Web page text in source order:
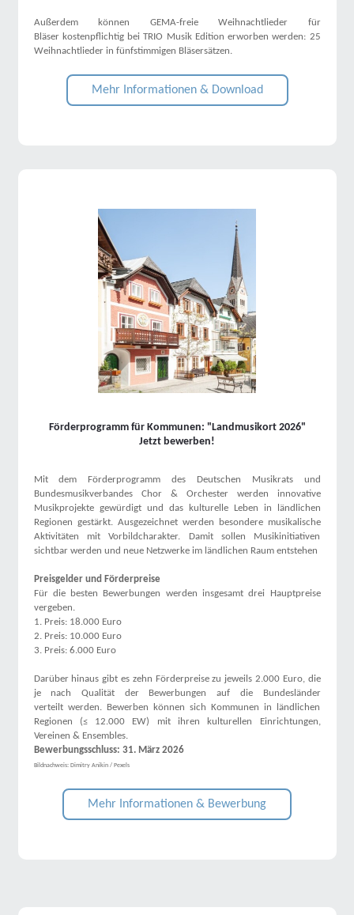
Außerdem können GEMA-freie Weihnachtlieder für
Bläser kostenpflichtig bei TRIO Musik Edition erworben werden: 25
Weihnachtlieder in fünfstimmigen Bläsersätzen.
Mehr Informationen & Download
Förderprogramm für Kommunen: "Landmusikort 2026"
Jetzt bewerben!
Mit dem Förderprogramm des Deutschen Musikrats und
Bundesmusikverbandes Chor & Orchester werden innovative
Musikprojekte gewürdigt und das kulturelle Leben in ländlichen
Regionen gestärkt. Ausgezeichnet werden besondere musikalische
Aktivitäten mit Vorbildcharakter. Damit sollen Musikinitiativen
sichtbar werden und neue Netzwerke im ländlichen Raum entstehen
Preisgelder und Förderpreise
Für die besten Bewerbungen werden insgesamt drei Hauptpreise
vergeben.
1. Preis: 18.000 Euro
2. Preis: 10.000 Euro
3. Preis: 6.000 Euro
Darüber hinaus gibt es zehn Förderpreise zu jeweils 2.000 Euro, die
je nach Qualität der Bewerbungen auf die Bundesländer
verteilt werden. Bewerben können sich Kommunen in ländlichen
Regionen (≤ 12.000 EW) mit ihren kulturellen Einrichtungen,
Vereinen & Ensembles.
Bewerbungsschluss: 31. März 2026
Bildnachweis: Dimitry Anikin / Pexels
Mehr Informationen & Bewerbung